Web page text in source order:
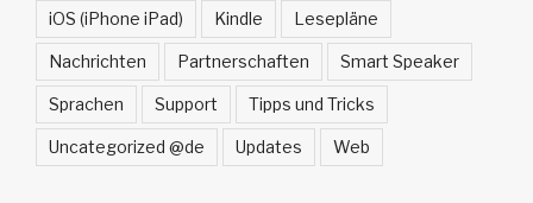
iOS (iPhone iPad) Kindle Lesepläne
Nachrichten Partnerschaften Smart Speaker
Sprachen Support Tipps und Tricks
Uncategorized @de Updates Web